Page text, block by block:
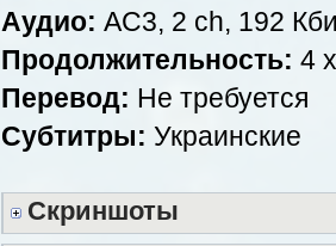
Аудио: AC3, 2 ch, 192
Продолжительность: 4
Перевод: Не требуется
Субтитры: Украинские
Скриншоты